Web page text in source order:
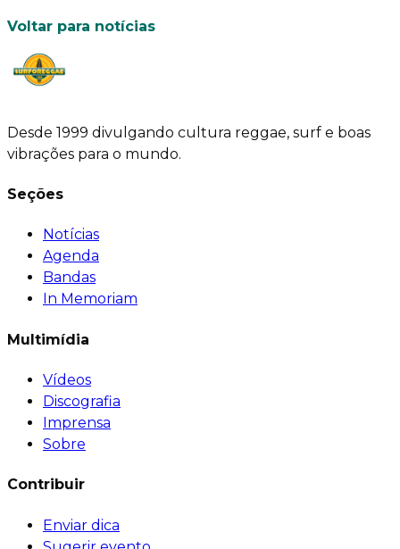
Voltar para notícias
Desde 1999 divulgando cultura reggae, surf e boas
vibrações para o mundo.
Seções
Notícias
Agenda
Bandas
In Memoriam
Multimídia
Vídeos
Discografia
Imprensa
Sobre
Contribuir
Enviar dica